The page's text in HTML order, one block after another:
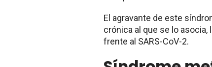
El agravante de este
crónica al que se lo
frente al SARS-CoV-2.